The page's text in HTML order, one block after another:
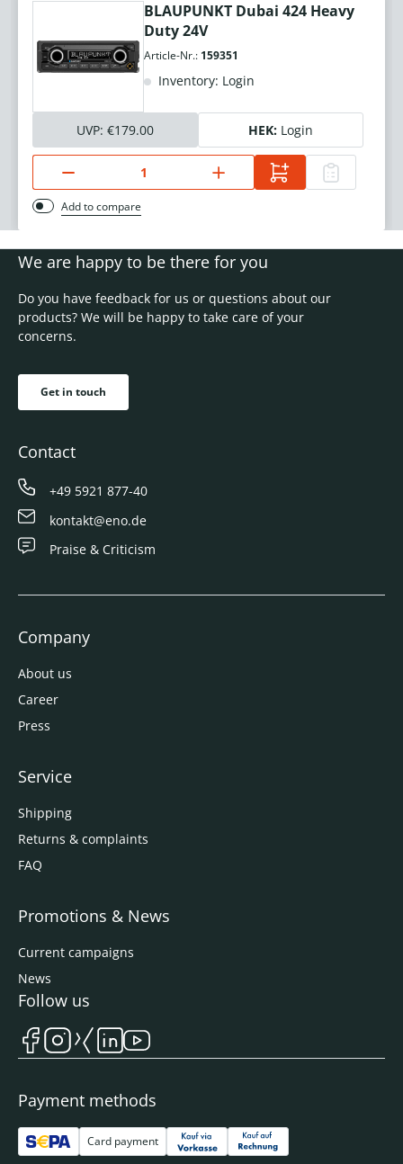
BLAUPUNKT Dubai 424 Heavy
Duty 24V
Article-Nr.: 159351
Inventory: Login
UVP: €179.00 HEK: Login
Add to compare
We are happy to be there for you
Do you have feedback for us or questions about our
products? We will be happy to take care of your
concerns.
Get in touch
Contact
+49 5921 877-40
kontakt@eno.de
Praise & Criticism
Company
About us
Career
Press
Service
Shipping
Returns & complaints
FAQ
Promotions & News
Current campaigns
News
Payment methods
Card payment
Follow us